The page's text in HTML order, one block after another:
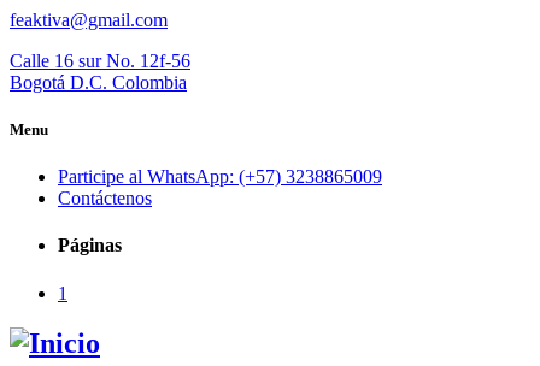
feaktiva@gmail.com
Calle 16 sur No. 12f-56
Bogotá D.C. Colombia
Menu
Participe al WhatsApp: (+57) 3238865009
Contáctenos
Páginas
1